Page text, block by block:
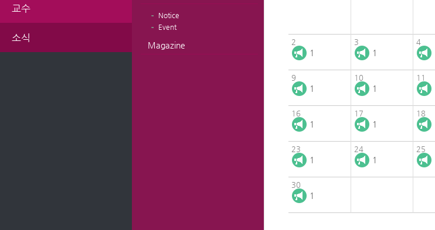
교수
소식
Notice
Event
Magazine 2
1
3
1
4
9
1
10
1
11
16
1
17
1
18
23
1
24
1
25
30
1